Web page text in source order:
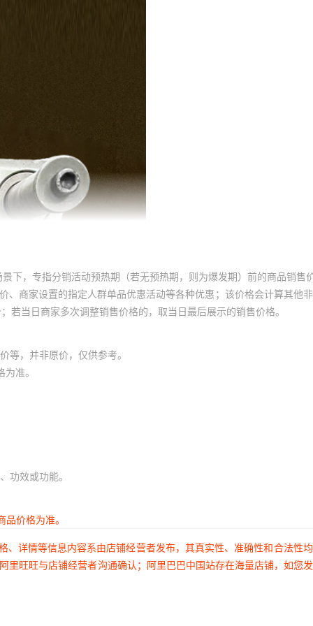
下，专指分销活动预热期（若无预热期，则为爆发期）前的商品销售
商家设置的指定人群单品优惠活动等各种优惠；该价格会计算其他
当日商家多次调整销售价格的，取当日最后展示的销售价格。
等，并非原价，仅供参考。
准。
功效或功能。
价格为准。
详情等信息内容系由店铺经营者发布，其真实性、准确性和合法性
旺旺与店铺经营者沟通确认；阿里巴巴中国站存在海量店铺，如您